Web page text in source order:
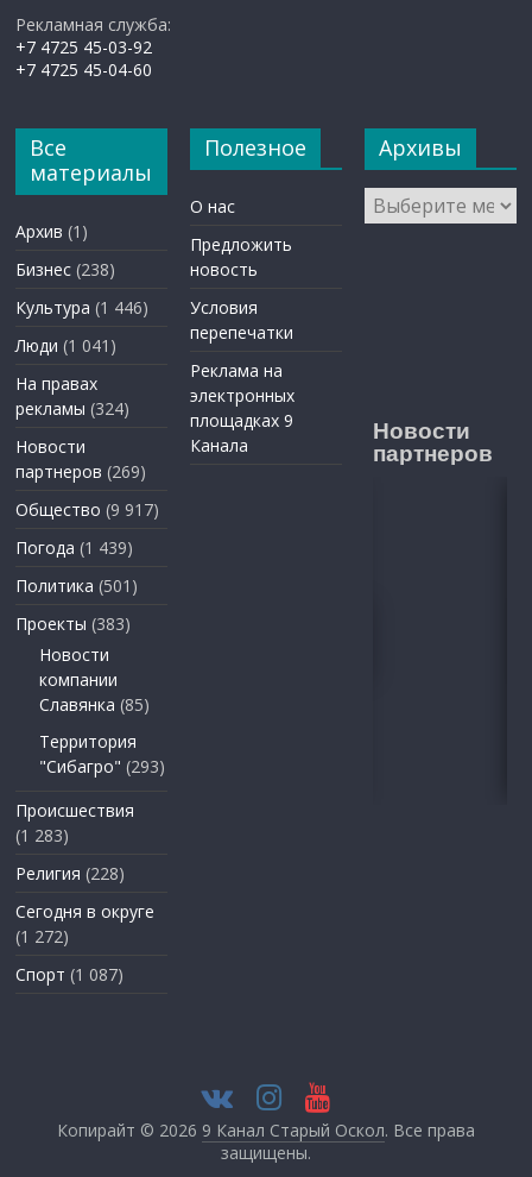
Рекламная служба:
+7 4725 45-03-92
+7 4725 45-04-60
Все
материалы
Архив (1)
Бизнес (238)
Культура (1 446)
Люди (1 041)
На правах
рекламы (324)
Новости
партнеров (269)
Общество (9 917)
Погода (1 439)
Политика (501)
Проекты (383)
Новости
компании
Славянка (85)
Территория
"Сибагро" (293)
Происшествия
(1 283)
Религия (228)
Сегодня в округе
(1 272)
Спорт (1 087)
Полезное
О нас
Предложить
новость
Условия
перепечатки
Реклама на
электронных
площадках 9
Канала
Архивы
Архивы
Новости
партнеров
Копирайт © 2026 9 Канал Старый Оскол. Все права
защищены.